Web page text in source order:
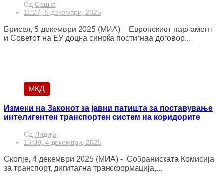
Од Сашко
11:27, 5 декември, 2025
Брисел, 5 декември 2025 (МИА) – Европскиот парламент
и Советот на ЕУ доцна синоќа постигнаа договор...
МКД
Измени на Законот за јавни патишта за поставување
интелигентен транспортен систем на коридорите
Од Лидија
13:09, 4 декември, 2025
Скопје, 4 декември 2025 (МИА) - Собраниската Комисија
за транспорт, дигитална трансформација,...